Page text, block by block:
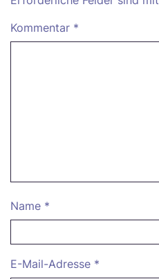
Kommentar *
Name *
E-Mail-Adresse *